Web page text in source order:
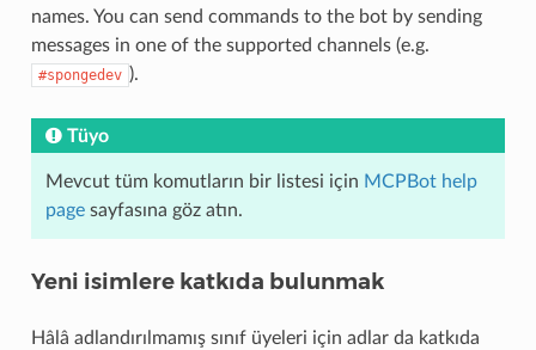
names. You can send commands to the bot by sending
messages in one of the supported channels (e.g.
#spongedev ).
Tüyo
Mevcut tüm komutların bir listesi için MCPBot help
pagesayfasına göz atın.
Yeni isimlere katkıda bulunmak
Hâlâ adlandırılmamış sınıf üyeleri için adlar da katkıda